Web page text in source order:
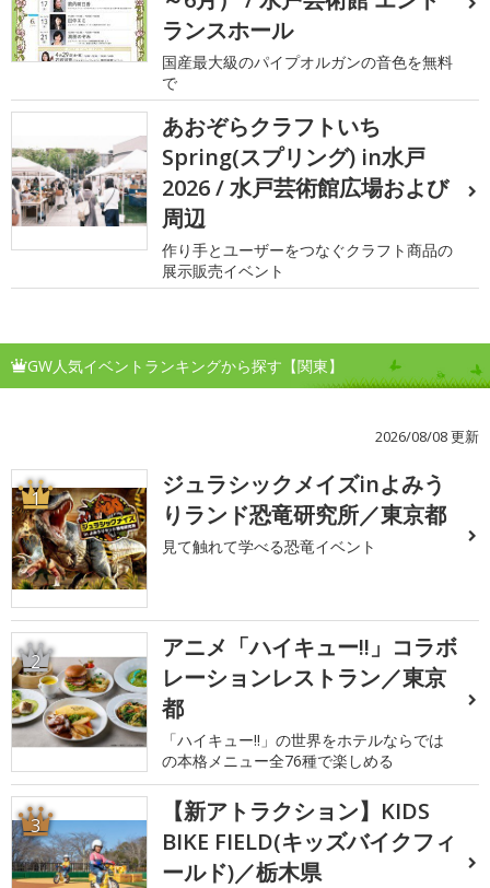
ランスホール
国産最大級のパイプオルガンの音色を無料
で
あおぞらクラフトいち
Spring(スプリング) in水戸
2026 / 水戸芸術館広場および
周辺
作り手とユーザーをつなぐクラフト商品の
展示販売イベント
GW人気イベントランキングから探す【関東】
2026/08/08 更新
1
ジュラシックメイズinよみう
りランド恐竜研究所／東京都
見て触れて学べる恐竜イベント
2
アニメ「ハイキュー!!」コラボ
レーションレストラン／東京
都
「ハイキュー!!」の世界をホテルならでは
の本格メニュー全76種で楽しめる
3
【新アトラクション】KIDS
BIKE FIELD(キッズバイクフィ
ールド)／栃木県